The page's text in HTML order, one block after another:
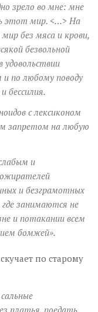
зрело во мне: мне
этот мир. <…> На
мир без мяса и крови,
безвольной
и по любому поводу
бессилия.
с лексиконом
запретом на любую
и
и безграмотных
где занимаются не
и потакании всем
бомжей».
по старому
платья, поедать